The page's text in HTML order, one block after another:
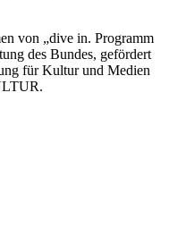
von „dive in. Programm
des Bundes, gefördert
für Kultur und Medien